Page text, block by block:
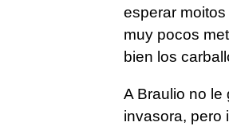
esperar
muy pocos
bien los
A Braulio no le
invasora, pero